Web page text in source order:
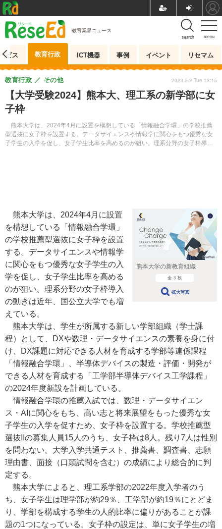
menu
search
教育業界ニュース
ビス 教育行政 ICT機器 事例 イベント リセマム
【大学受験2024】熊本大、理工系の新学部に女
子枠
熊本大学は、2024年4月に設置を構想している「情報融合学環」の学校推薦
型選抜に女子枠を設置する。データサイエンスや情報学に関心をもつ優秀な女
子学生の入学を促し、女子学生比率を高めるのが狙い。理系分野の女子枠導入
教育行政 その他 2023.5.2 Tue 13:15
熊本大学の新教育組織
全 3 枚
拡大写真
熊本大学は、2024年4月に設置
を構想している「情報融合学環」
の学校推薦型選抜に女子枠を設置
する。データサイエンスや情報学
に関心をもつ優秀な女子学生の入
学を促し、女子学生比率を高める
のが狙い。理系分野の女子枠導入
の動きは近年、国公立大学でも増
えている。
熊本大学は、学生が所属する新しい学部組織（学士課
程）として、DXや数理・データサイエンスの素養を身に付
け、DX課題に対応できる人材を育成する学部等連係課程
「情報融合学環」、半導体デバイスの製造・評価・開発が
できる人材を育成する「工学部半導体デバイス工学課程」
の2024年度新設を計画している。
情報融合学環の推薦入試では、数理・データサイエン
ス・AIに関心をもち、高い志と将来展望をもった優秀な女
子学生の入学を促すため、女子枠を設置する。学校推薦型
選抜IIの募集人員15人のうち、女子枠は8人。残り7人は性別
を問わない。大学入学共通テスト、推薦書、調査書、志願
理由書、面接（口頭試問を含む）の成績により総合的に判
定する。
熊本大学によると、理工系学部の2022年度入学者のう
ち、女子学生は理学部が約29％、工学部が約19％にとどま
り、学部を構成する学生の人的比率に偏りがあることが課
題の1つになっている。女子枠の設定は、単に女子学生の増